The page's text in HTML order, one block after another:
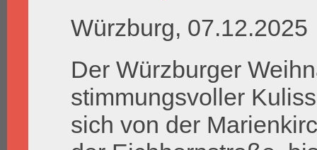
Würzburg, 07.12.2025
Der Würzburger
stimmungsvoller
sich von der